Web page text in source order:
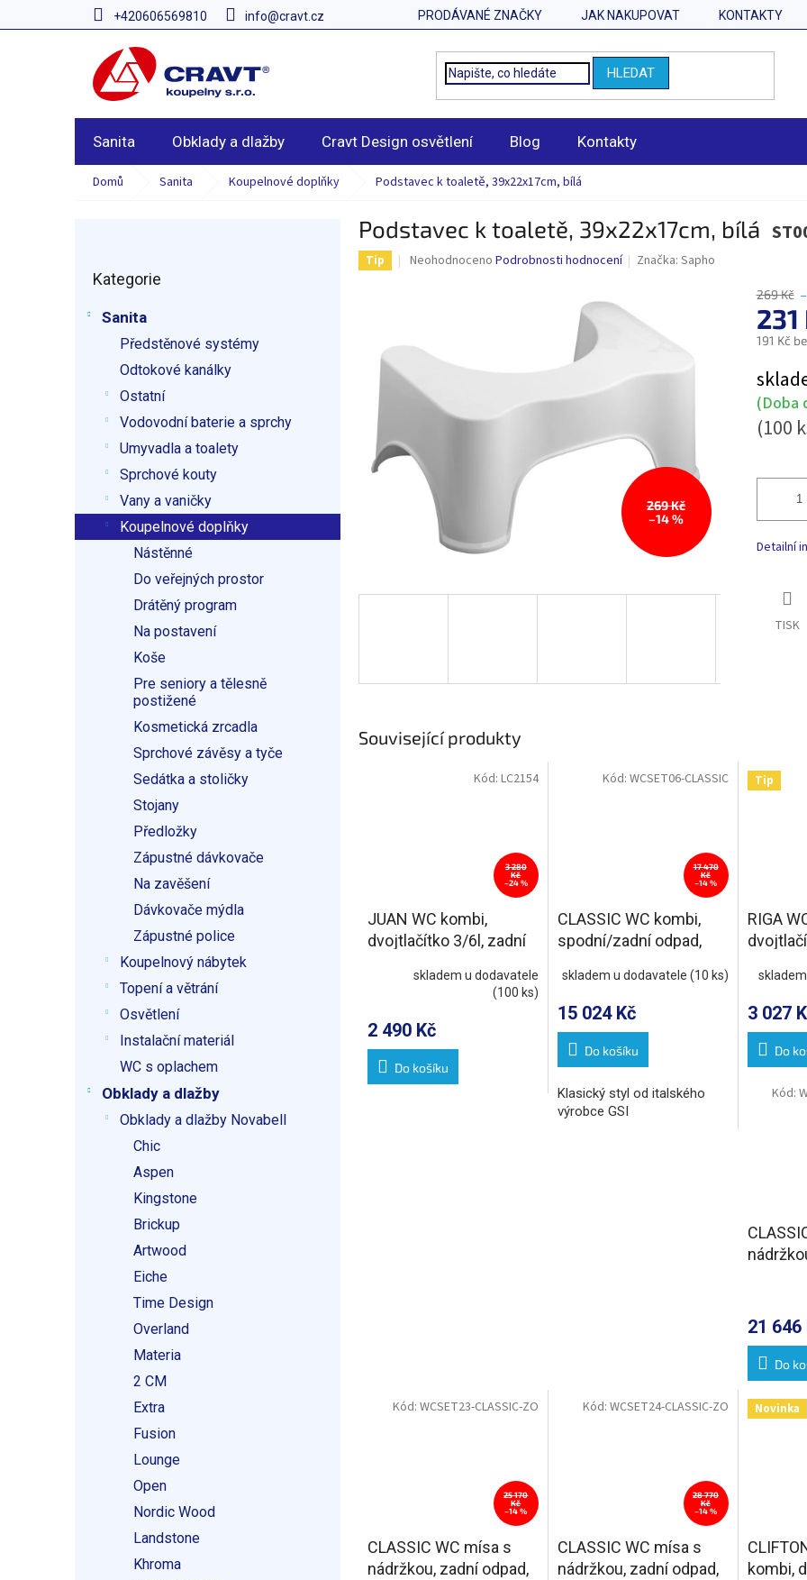
na
+420606569810 info@cravt.cz PRODÁVANÉ ZNAČKY JAK NAKUPOVAT KONTAKTY
HLEDAT
Sanita Obklady a dlažby Cravt Design osvětlení Blog Kontakty
Domů Sanita Koupelnové doplňky Podstavec k toaletě, 39x22x17cm, bílá
kategorie
Kategorie
Sanita
Předstěnové systémy
Odtokové kanálky
Ostatní
Vodovodní baterie a sprchy
Umyvadla a toalety
Sprchové kouty
Vany a vaničky
Koupelnové doplňky
Nástěnné
Do veřejných prostor
Drátěný program
Na postavení
Koše
Pre seniory a tělesně
postižené
Kosmetická zrcadla
Sprchové závěsy a tyče
Sedátka a stoličky
Stojany
Předložky
Zápustné dávkovače
Na zavěšení
Dávkovače mýdla
Zápustné police
Koupelnový nábytek
Topení a větrání
Osvětlení
Instalační materiál
WC s oplachem
Obklady a dlažby
Obklady a dlažby Novabell
Chic
Aspen
Kingstone
Brickup
Artwood
Eiche
Time Design
Overland
Materia
2 CM
Extra
Fusion
Lounge
Open
Nordic Wood
Landstone
Khroma
Podstavec k toaletě, 39x22x17cm, bílá
Tip
Průměrné
z
hvězdiček.
Neohodnoceno Podrobnosti hodnocení Značka:Sapho
269 Kč
–14 %
269 Kč
231
191 Kč
cena:
(Doba
(100
Detailní
TISK
Související produkty
3 280
Kč
–24 %
JUAN WC kombi,
dvojtlačítko 3/6l, zadní
skladem u dodavatele
(100 ks)
2 490 Kč
Do košíku
Kód: LC2154
17 470
Kč
–14 %
CLASSIC WC kombi,
spodní/zadní odpad,
skladem u dodavatele (10 ks)
15 024 Kč
Do košíku
Klasický styl od italského
výrobce GSI
Kód: WCSET06-CLASSIC Tip
RIGA
3 027
Do
21 646
Do
Kód:
25 170
Kč
–14 %
CLASSIC WC mísa s
nádržkou, zadní odpad,
Kód: WCSET23-CLASSIC-ZO
28 770
Kč
–14 %
CLASSIC WC mísa s
nádržkou, zadní odpad,
Kód: WCSET24-CLASSIC-ZO Novinka
kombi,